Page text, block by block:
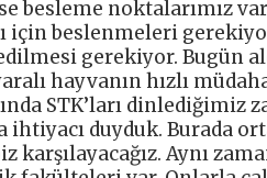
besleme noktalarımız
için beslenmeleri
gerekiyor. Bugün
hayvanın hızlı
STK’ları dinlediğimiz
duyduk. Burada
karşılayacağız. Aynı